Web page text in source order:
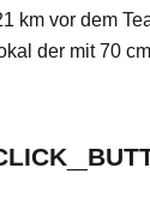
km vor dem
der mit 70